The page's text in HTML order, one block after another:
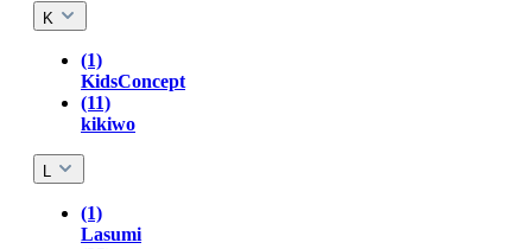
K
(1)
KidsConcept
(11)
kikiwo
(1)
Lasumi